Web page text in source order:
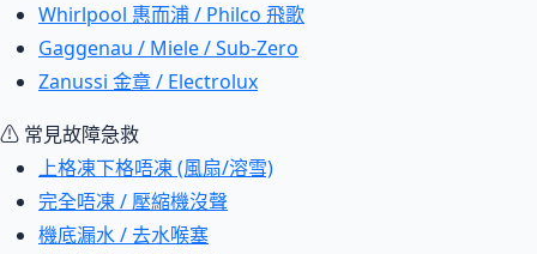
Whirlpool 惠而浦 / Philco 飛歌
Gaggenau / Miele / Sub-Zero
Zanussi 金章 / Electrolux
⚠ 常見故障急救
上格凍下格唔凍 (風扇/溶雪)
完全唔凍 / 壓縮機沒聲
機底漏水 / 去水喉塞